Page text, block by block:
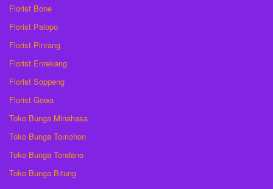
Florist Bone
Florist Palopo
Florist Pinrang
Florist Enrekang
Florist Soppeng
Florist Gowa
Toko Bunga Minahasa
Toko Bunga Tomohon
Toko Bunga Tondano
Toko Bunga Bitung